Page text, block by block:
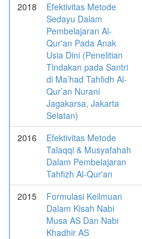
2018
Efektivitas Metode
Sedayu Dalam
Pembelajaran Al-
Qur'an Pada Anak
Usia Dini (Penelitian
Tindakan pada Santri
di Ma’had Tahfidh Al-
Qur’an Nurani
Jagakarsa, Jakarta
Selatan)
2016
Efektivitas Metode
Talaqqi & Musyafahah
Dalam Pembelajaran
Tahfizh Al-Qur'an
2015
Formulasi Keilmuan
Dalam Kisah Nabi
Musa AS Dan Nabi
Khadhir AS